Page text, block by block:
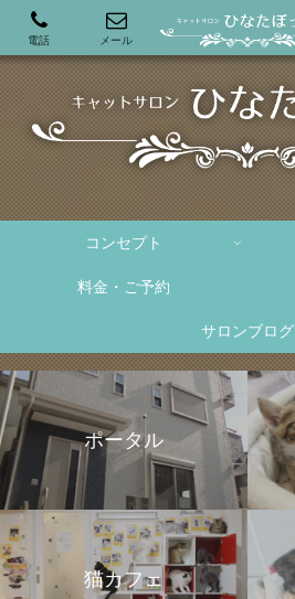
コンセプト
料金・ご予約
サロンブログ
ポータル
猫カフェ
電話 メール